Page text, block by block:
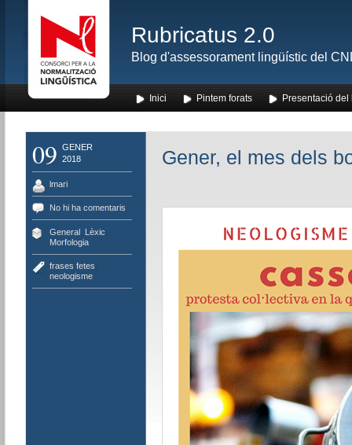
Rubricatus 2.0
Blog d'assessorament lingüístic del
Inici Pintem forats Presentació del
09 GENER
2018
lmari
No hi ha comentaris
General, Lèxic
Morfologia
frases fetes
neologisme
Gener, el mes dels